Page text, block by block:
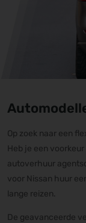
Op zoek naar een
Heb je een
autoverhuur
voor Nissan huur
lange reizen.
De geavanceerde